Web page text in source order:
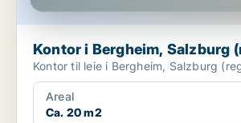
Kontor i Bergheim, Salzburg
Kontor til leie i Bergheim, Salzburg
Areal
Ca. 20 m2